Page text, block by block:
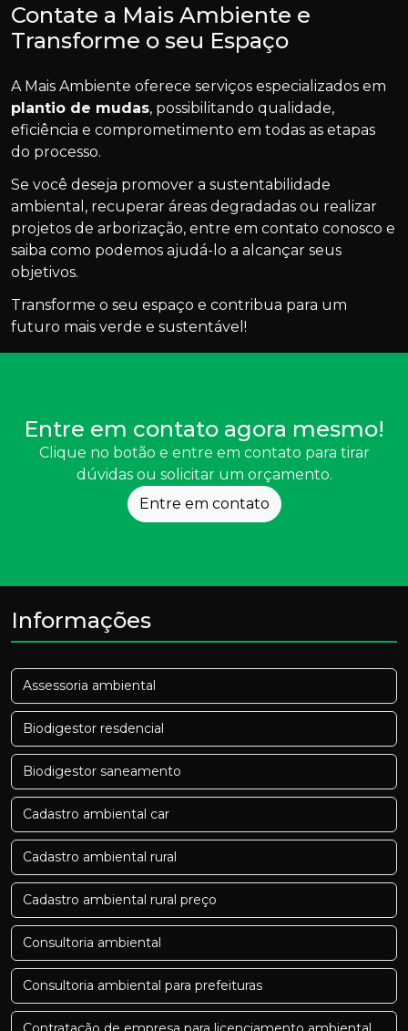
Contate a Mais Ambiente e
Transforme o seu Espaço
A Mais Ambiente oferece serviços especializados em
plantio de mudas, possibilitando qualidade,
eficiência e comprometimento em todas as etapas
do processo.
Se você deseja promover a sustentabilidade
ambiental, recuperar áreas degradadas ou realizar
projetos de arborização, entre em contato conosco e
saiba como podemos ajudá-lo a alcançar seus
objetivos.
Transforme o seu espaço e contribua para um
futuro mais verde e sustentável!
Entre em contato agora mesmo!
Clique no botão e entre em contato para tirar
dúvidas ou solicitar um orçamento.
Entre em contato
Informações
Assessoria ambiental
Biodigestor resdencial
Biodigestor saneamento
Cadastro ambiental car
Cadastro ambiental rural
Cadastro ambiental rural preço
Consultoria ambiental
Consultoria ambiental para prefeituras